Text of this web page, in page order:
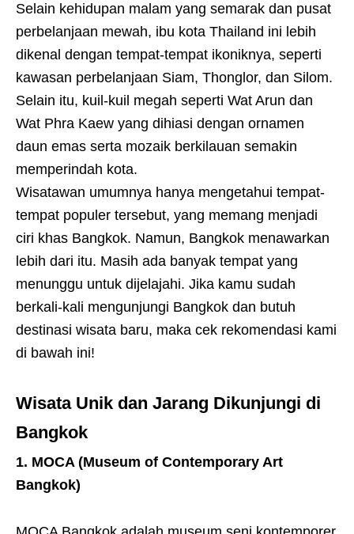
Selain kehidupan malam yang semarak dan pusat
perbelanjaan mewah, ibu kota Thailand ini lebih
dikenal dengan tempat-tempat ikoniknya, seperti
kawasan perbelanjaan Siam, Thonglor, dan Silom.
Selain itu, kuil-kuil megah seperti Wat Arun dan
Wat Phra Kaew yang dihiasi dengan ornamen
daun emas serta mozaik berkilauan semakin
memperindah kota.
Wisatawan umumnya hanya mengetahui tempat-
tempat populer tersebut, yang memang menjadi
ciri khas Bangkok. Namun, Bangkok menawarkan
lebih dari itu. Masih ada banyak tempat yang
menunggu untuk dijelajahi. Jika kamu sudah
berkali-kali mengunjungi Bangkok dan butuh
destinasi wisata baru, maka cek rekomendasi kami
di bawah ini!
Wisata Unik dan Jarang Dikunjungi di
Bangkok
1. MOCA (Museum of Contemporary Art
Bangkok)